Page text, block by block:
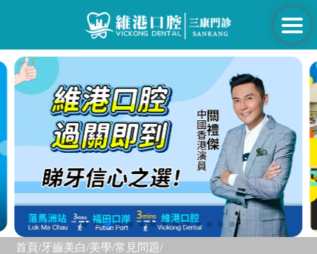
首頁/牙齒美白/美學/常見問題/